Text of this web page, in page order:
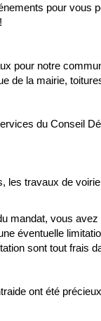
pour vous
pour notre
de la mairie,
du Conseil
les travaux de
mandat, vous
éventuelle
sont tout frais
ont été